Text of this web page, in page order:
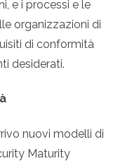
e i processi e le
organizzazioni di
di conformità
desiderati.
nuovi modelli di
Maturity